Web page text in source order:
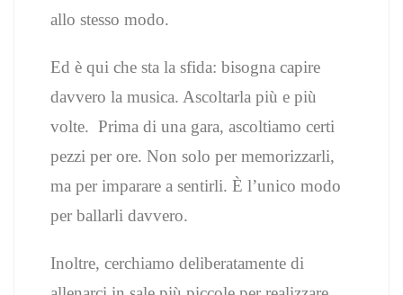
allo stesso modo.
Ed è qui che sta la sfida: bisogna capire
davvero la musica. Ascoltarla più e più
volte. Prima di una gara, ascoltiamo certi
pezzi per ore. Non solo per memorizzarli,
ma per imparare a sentirli. È l’unico modo
per ballarli davvero.
Inoltre, cerchiamo deliberatamente di